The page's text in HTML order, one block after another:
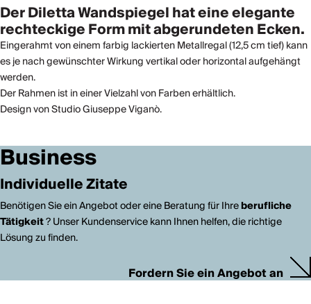
Der Diletta Wandspiegel hat eine elegante
rechteckige Form mit abgerundeten Ecken.
Eingerahmt von einem farbig lackierten Metallregal (12,5 cm tief) kann
es je nach gewünschter Wirkung vertikal oder horizontal aufgehängt
werden.
Der Rahmen ist in einer Vielzahl von Farben erhältlich.
Design von Studio Giuseppe Viganò.
Business
Individuelle Zitate
Benötigen Sie ein Angebot oder eine Beratung für Ihreberufliche
Tätigkeit? Unser Kundenservice kann Ihnen helfen, die richtige
Lösung zu finden.
Fordern Sie ein Angebot an